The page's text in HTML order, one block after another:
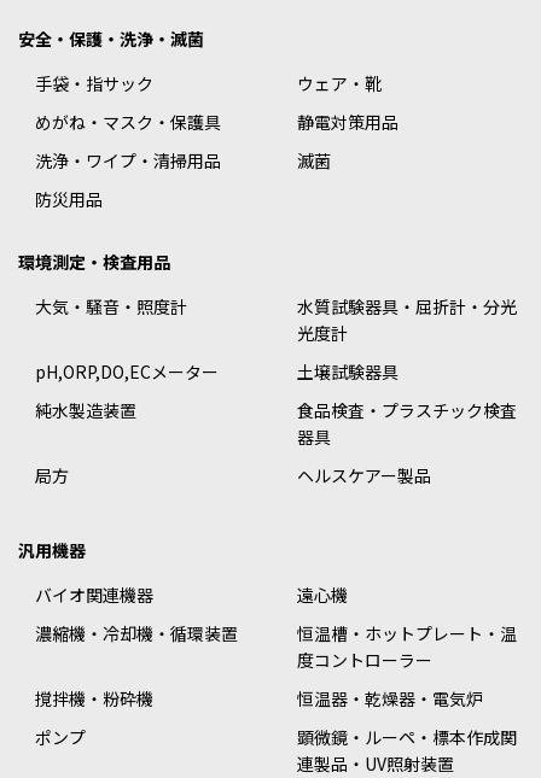
安全・保護・洗浄・滅菌
手袋・指サック
ウェア・靴
めがね・マスク・保護具
静電対策用品
洗浄・ワイプ・清掃用品
滅菌
防災用品
環境測定・検査用品
大気・騒音・照度計
水質試験器具・屈折計・分光
光度計
pH,ORP,DO,ECメーター
土壌試験器具
純水製造装置
食品検査・プラスチック検査
器具
局方
ヘルスケアー製品
汎用機器
バイオ関連機器
遠心機
濃縮機・冷却機・循環装置
恒温槽・ホットプレート・温
度コントローラー
撹拌機・粉砕機
恒温器・乾燥器・電気炉
ポンプ
顕微鏡・ルーペ・標本作成関
連製品・UV照射装置